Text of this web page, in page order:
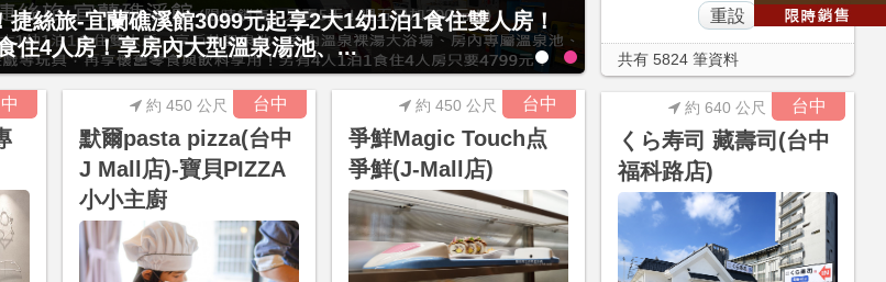
(總價值1100元*2)！4099元享日月潭經典大飯店范特奇堡2
泊1食升等住簡約家庭房或...
捷絲旅-宜蘭礁溪館3099元起享2大1幼1泊1食住雙人房！
住4人房！享房內大型溫泉湯池、...
共有 5824 筆資料
台中
默爾pasta pizza(台中
J Mall店)-寶貝PIZZA
小小主廚
約 450 公尺 台中
爭鮮Magic Touch点
爭鮮(J-Mall店)
約 450 公尺 台中
くら寿司 藏壽司(台中
福科路店)
約 640 公尺